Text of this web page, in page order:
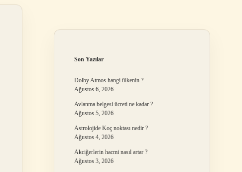
Son Yazılar
Dolby Atmos hangi ülkenin ?
Ağustos 6, 2026
Avlanma belgesi ücreti ne kadar ?
Ağustos 5, 2026
Astrolojide Koç noktası nedir ?
Ağustos 4, 2026
Akciğerlerin hacmi nasıl artar ?
Ağustos 3, 2026